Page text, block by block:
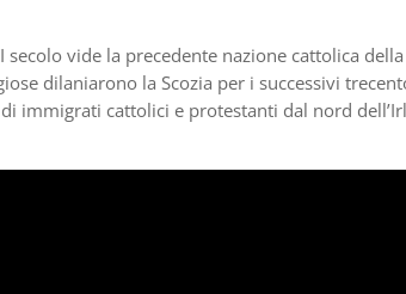
vide la precedente nazione cattolica
dilaniarono la Scozia per i successivi
immigrati cattolici e protestanti dal nord